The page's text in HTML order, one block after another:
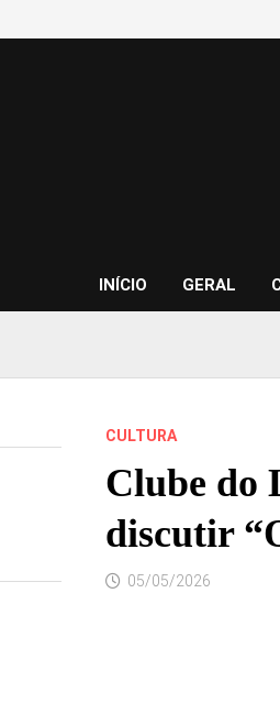
INÍCIO GERAL
CULTURA
Clube do
discutir
05/05/2026